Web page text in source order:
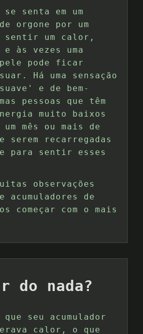
se senta em um
orgone por um
sentir um calor,
e às vezes uma
pode ficar
Há uma sensação
e de bem-
pessoas que têm
muito baixos
mês ou mais de
serem recarregadas
para sentir esses
observações
de
começar com o mais
do nada?
seu acumulador
calor, o que